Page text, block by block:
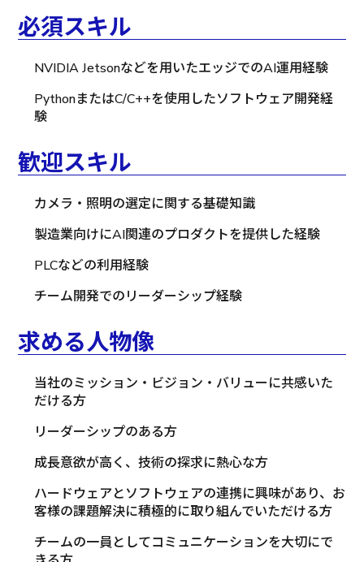
必須スキル
NVIDIA Jetsonなどを用いたエッジでのAI運用経験
PythonまたはC/C++を使用したソフトウェア開発経
験
歓迎スキル
カメラ・照明の選定に関する基礎知識
製造業向けにAI関連のプロダクトを提供した経験
PLCなどの利用経験
チーム開発でのリーダーシップ経験
求める人物像
当社のミッション・ビジョン・バリューに共感いた
だける方
リーダーシップのある方
成長意欲が高く、技術の探求に熱心な方
ハードウェアとソフトウェアの連携に興味があり、お
客様の課題解決に積極的に取り組んでいただける方
チームの一員としてコミュニケーションを大切にで